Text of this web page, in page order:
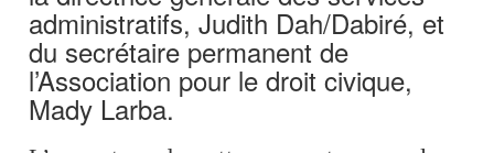
administratifs, Judith Dah/Dabiré, et
du secrétaire permanent de
l’Association pour le droit civique,
Mady Larba.